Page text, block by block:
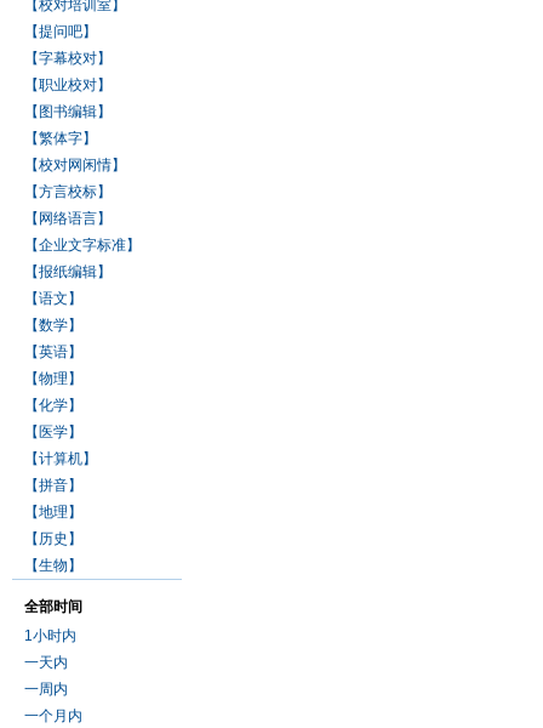
【校对培训室】
【提问吧】
【字幕校对】
【职业校对】
【图书编辑】
【繁体字】
【校对网闲情】
【方言校标】
【网络语言】
【企业文字标准】
【报纸编辑】
【语文】
【数学】
【英语】
【物理】
【化学】
【医学】
【计算机】
【拼音】
【地理】
【历史】
【生物】
全部时间
1小时内
一天内
一周内
一个月内